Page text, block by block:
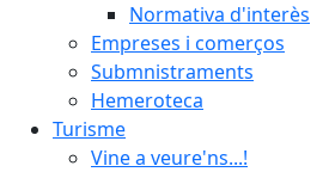
Normativa d'interès
Empreses i comerços
Submnistraments
Hemeroteca
Turisme
Vine a veure'ns...!